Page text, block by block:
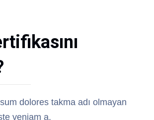
dolores takma adı olmayan
veniam a.